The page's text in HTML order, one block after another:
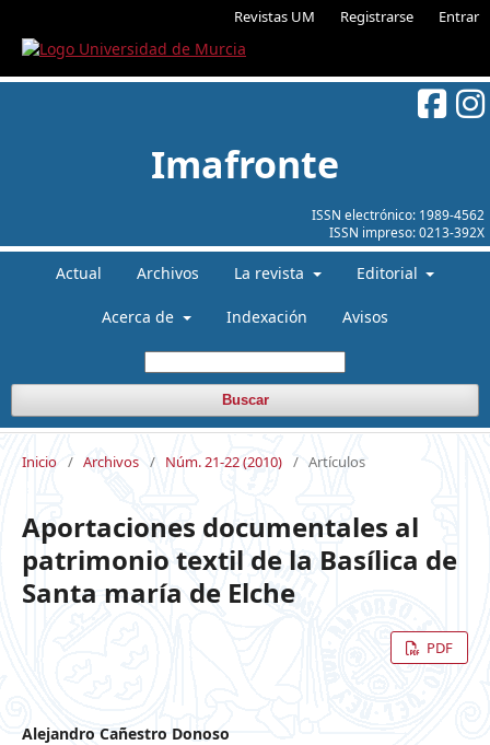
Revistas UM Registrarse Entrar
ISSN electrónico: 1989-4562
ISSN impreso:0213-392X
Imafronte
Actual Archivos La revista Editorial
Acerca de Indexación Avisos
Buscar
Inicio / Archivos / Núm. 21-22 (2010) / Artículos
Aportaciones documentales al
patrimonio textil de la Basílica de
Santa maría de Elche
PDF
Alejandro Cañestro Donoso